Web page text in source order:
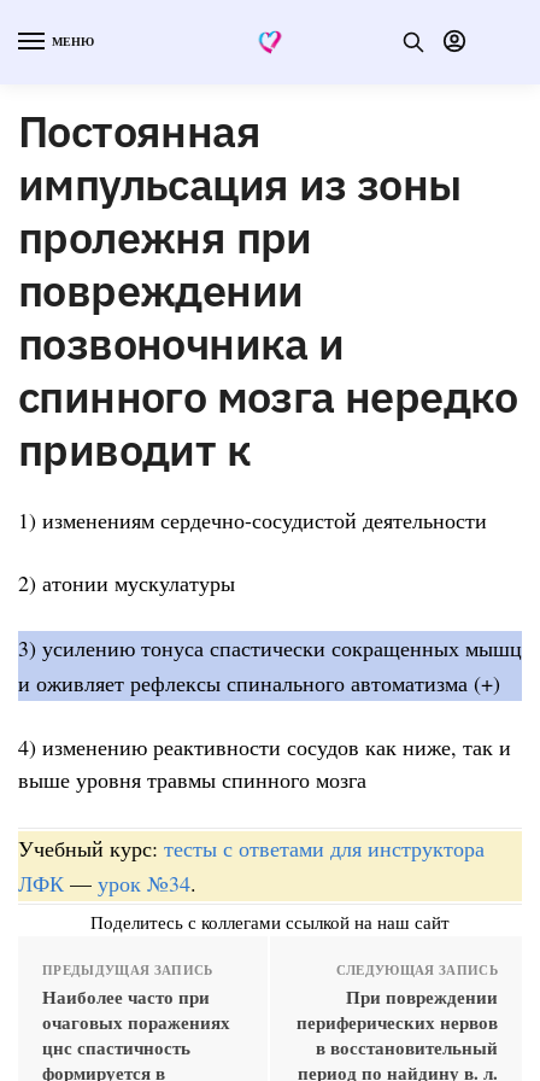
МЕНЮ
Постоянная
импульсация из зоны
пролежня при
повреждении
позвоночника и
спинного мозга нередко
приводит к
1) изменениям сердечно-сосудистой деятельности
2) атонии мускулатуры
3) усилению тонуса спастически сокращенных мышц
и оживляет рефлексы спинального автоматизма (+)
4) изменению реактивности сосудов как ниже, так и
выше уровня травмы спинного мозга
Учебный курс: тесты с ответами для инструктора
ЛФК — урок №34.
Поделитесь с коллегами ссылкой на наш сайт
ПРЕДЫДУЩАЯ ЗАПИСЬ
Наиболее часто при
очаговых поражениях
цнс спастичность
формируется в
СЛЕДУЮЩАЯ ЗАПИСЬ
При повреждении
периферических нервов
в восстановительный
период по найдину в. л.